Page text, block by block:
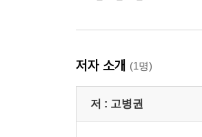
탈시설 지원법을 제정하라
제4부 포획된 사람
저자 소개 (1명)
저 : 고병권